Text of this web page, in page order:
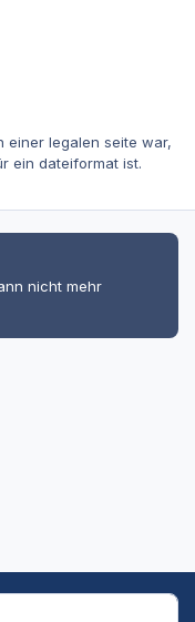
einer legalen seite war,
ein dateiformat ist.
nicht mehr